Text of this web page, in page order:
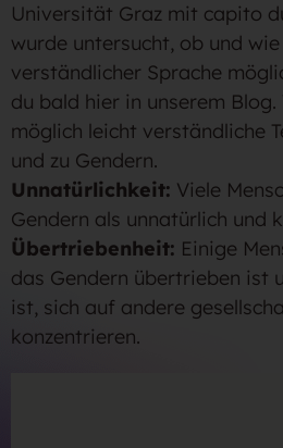
Universität Graz mit capito
wurde untersucht, ob und
verständlicher Sprache
du bald hier in unserem
möglich leicht verständliche
und zu Gendern.
Unnatürlichkeit: Viele
Gendern als unnatürlich und
Übertriebenheit: Einige
das Gendern übertrieben ist
ist, sich auf andere
konzentrieren.